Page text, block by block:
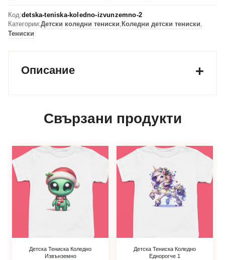
Код:detska-teniska-koledno-izvunzemno-2
Категории:Детски коледни тениски, Коледни детски тениски,
Тениски
Описание
Свързани продукти
Детска Тениска Коледно
Извънземно
Детска Тениска Коледно
Еднорогче 1